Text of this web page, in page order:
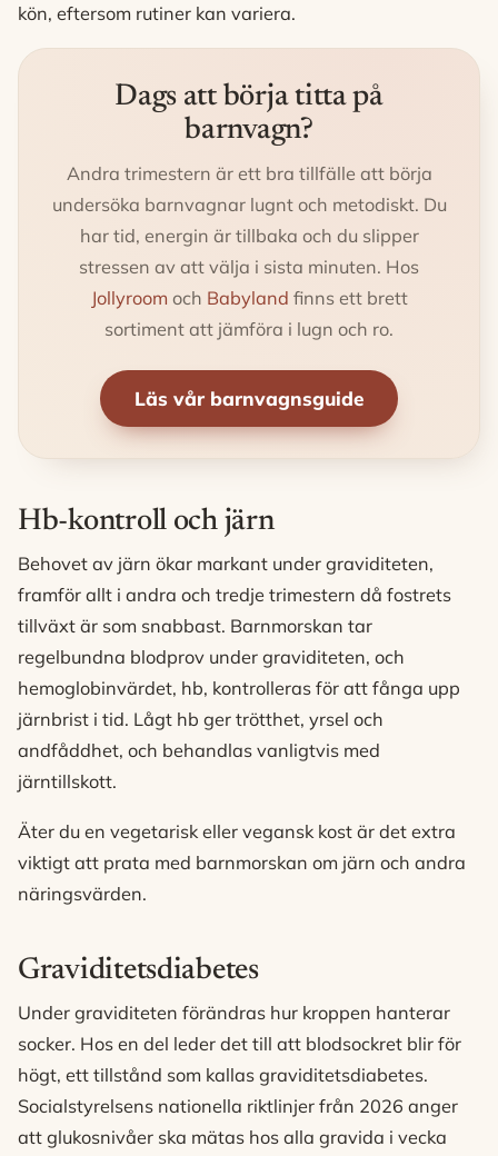
kön, eftersom rutiner kan variera.
Dags att börja titta på
barnvagn?
Andra trimestern är ett bra tillfälle att börja
undersöka barnvagnar lugnt och metodiskt. Du
har tid, energin är tillbaka och du slipper
stressen av att välja i sista minuten. Hos
Jollyroom och Babyland finns ett brett
sortiment att jämföra i lugn och ro.
Läs vår barnvagnsguide
Hb-kontroll och järn
Behovet av järn ökar markant under graviditeten,
framför allt i andra och tredje trimestern då fostrets
tillväxt är som snabbast. Barnmorskan tar
regelbundna blodprov under graviditeten, och
hemoglobinvärdet, hb, kontrolleras för att fånga upp
järnbrist i tid. Lågt hb ger trötthet, yrsel och
andfåddhet, och behandlas vanligtvis med
järntillskott.
Äter du en vegetarisk eller vegansk kost är det extra
viktigt att prata med barnmorskan om järn och andra
näringsvärden.
Graviditetsdiabetes
Under graviditeten förändras hur kroppen hanterar
socker. Hos en del leder det till att blodsockret blir för
högt, ett tillstånd som kallas graviditetsdiabetes.
Socialstyrelsens nationella riktlinjer från 2026 anger
att glukosnivåer ska mätas hos alla gravida i vecka